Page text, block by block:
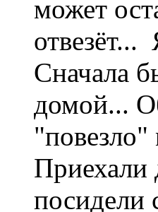
может
отвезёт...
Сначала
домой...
"повезло"
Приехали
посидели